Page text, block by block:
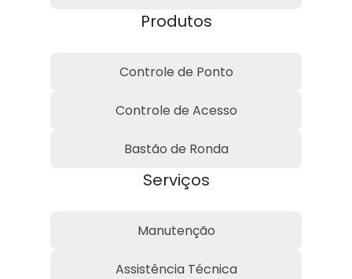
Produtos
Controle de Ponto
Controle de Acesso
Bastão de Ronda
Serviços
Manutenção
Assistência Técnica